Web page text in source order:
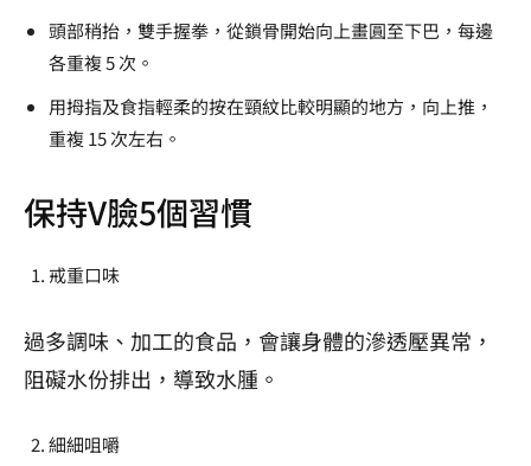
頭部稍抬，雙手握拳，從鎖骨開始向上畫圓至下巴，每邊
各重複 5 次。
用拇指及食指輕柔的按在頸紋比較明顯的地方，向上推，
重複 15 次左右。
保持V臉5個習慣
戒重口味
過多調味、加工的食品，會讓身體的滲透壓異常，
阻礙水份排出，導致水腫。
細細咀嚼